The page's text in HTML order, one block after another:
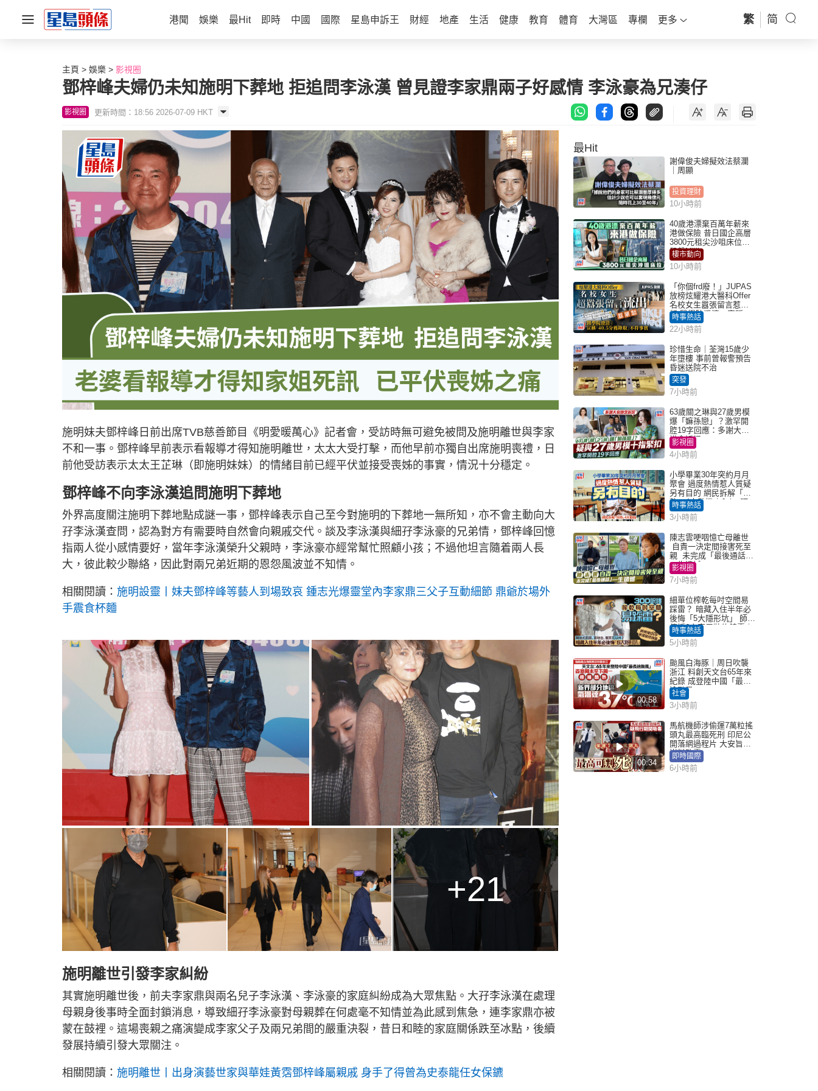
港聞 娛樂 最Hit 即時 中國 國際 星島申訴王 財經 地產 生活 健康 教育 體育 大灣區 專欄 更多 繁 简
主頁 娛樂 影視圈
鄧梓峰夫婦仍未知施明下葬地 拒追問李泳漢 曾見證李家鼎兩子好感情 李泳豪為兄湊仔
影視圈 更新時間：18:56 2026-07-09 HKT
施明妹夫鄧梓峰日前出席TVB慈善節目《明愛暖萬心》記者會，受訪時無可避免被問及施明離世與李家
不和一事。鄧梓峰早前表示看報導才得知施明離世，太太大受打擊，而他早前亦獨自出席施明喪禮，日
前他受訪表示太太王芷琳（即施明妹妹）的情緒目前已經平伏並接受喪姊的事實，情況十分穩定。
鄧梓峰不向李泳漢追問施明下葬地
外界高度關注施明下葬地點成謎一事，鄧梓峰表示自己至今對施明的下葬地一無所知，亦不會主動向大
孖李泳漢查問，認為對方有需要時自然會向親戚交代。談及李泳漢與細孖李泳豪的兄弟情，鄧梓峰回憶
指兩人從小感情要好，當年李泳漢榮升父親時，李泳豪亦經常幫忙照顧小孩；不過他坦言隨着兩人長
大，彼此較少聯絡，因此對兩兄弟近期的恩怨風波並不知情。
相關閱讀： 施明設靈丨妹夫鄧梓峰等藝人到場致哀 鍾志光爆靈堂內李家鼎三父子互動細節 鼎爺於場外
手震食杯麵
+21
施明離世引發李家糾紛
其實施明離世後，前夫李家鼎與兩名兒子李泳漢、李泳豪的家庭糾紛成為大眾焦點。大孖李泳漢在處理
母親身後事時全面封鎖消息，導致細孖李泳豪對母親葬在何處毫不知情並為此感到焦急，連李家鼎亦被
蒙在鼓裡。這場喪親之痛演變成李家父子及兩兄弟間的嚴重決裂，昔日和睦的家庭關係跌至冰點，後續
發展持續引發大眾關注。
相關閱讀： 施明離世丨出身演藝世家與華娃黃霑鄧梓峰屬親戚 身手了得曾為史泰龍任女保鑣
最Hit
謝偉俊夫婦擬效法蔡瀾
｜周顯
投資理財
10小時前
40歲港漂棄百萬年薪來
港做保險 昔日國企高層
3800元租尖沙咀床位｜
租盤Million
樓市動向
10小時前
「你個frd廢！」JUPAS
放榜炫耀港大醫科Offer
名校女生囂張留言惹眾
怒 醫學院澄清：宣稱
「40.5分獲錄取」不符事
實｜Juicy叮
時事熱話
22小時前
珍惜生命｜荃灣15歲少
年墮樓 事前曾報警預告
昏迷送院不治
突發
7小時前
63歲關之琳與27歲男模
爆「嫲孫戀」？激罕開
腔19字回應：多謝大家
掛念近況
影視圈
4小時前
小學畢業30年突約月月
聚會 過度熱情惹人質疑
另有目的 網民拆解「扮
熟」4大動機｜Juicy叮
時事熱話
3小時前
陳志雲哽咽憶亡母離世
自責一決定間接害死至
親 未完成「最後通話」
一生遺憾
影視圈
7小時前
細單位榨乾每吋空間易
踩雷？ 暗藏入住半年必
後悔「5大隱形坑」 師傅
傳授6字家居裝修錦囊｜
Juicy叮
時事熱話
5小時前
00:58
颱風白海豚｜周日吹襲
浙江 料創天文台65年來
紀錄 成登陸中國「最長
途颱風」
社會
3小時前
00:34
馬航機師涉偷運7萬粒搖
頭丸最高臨死刑 印尼公
開落網過程片 大安旨意
豈料敗露
即時國際
6小時前